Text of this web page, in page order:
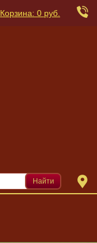
Корзина: 0 руб.
Найти